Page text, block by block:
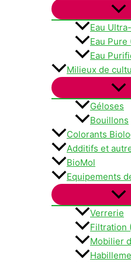
Eau
Eau Pure
Eau
Milieux de
Géloses
Bouillons
Colorants
Additifs et
BioMol
Equipements
Verrerie
Filtration
Mobilier